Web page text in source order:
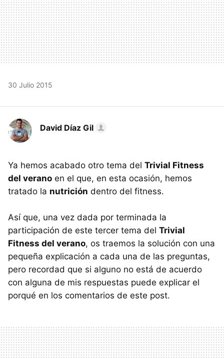
30 Julio 2015
David Díaz Gil
Ya hemos acabado otro tema del Trivial Fitness
del verano en el que, en esta ocasión, hemos
tratado la nutrición dentro del fitness.
Así que, una vez dada por terminada la
participación de este tercer tema del Trivial
Fitness del verano, os traemos la solución con una
pequeña explicación a cada una de las preguntas,
pero recordad que si alguno no está de acuerdo
con alguna de mis respuestas puede explicar el
porqué en los comentarios de este post.